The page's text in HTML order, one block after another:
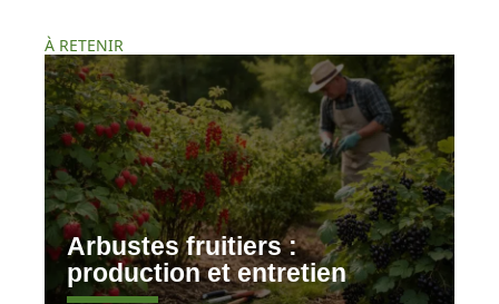
À RETENIR
Arbustes fruitiers :
production et entretien